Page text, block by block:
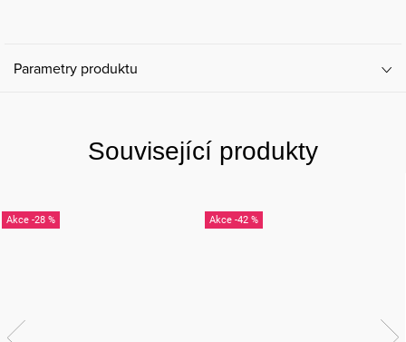
Parametry produktu
Související produkty
-28 % -42 %